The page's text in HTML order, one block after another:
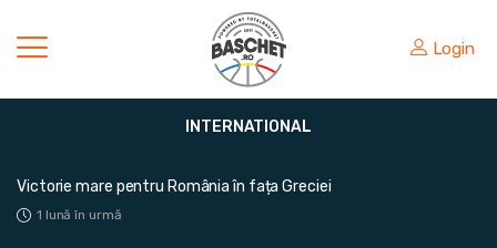
Login
INTERNATIONAL
Victorie mare pentru România în fața Greciei
1 lună în urmă